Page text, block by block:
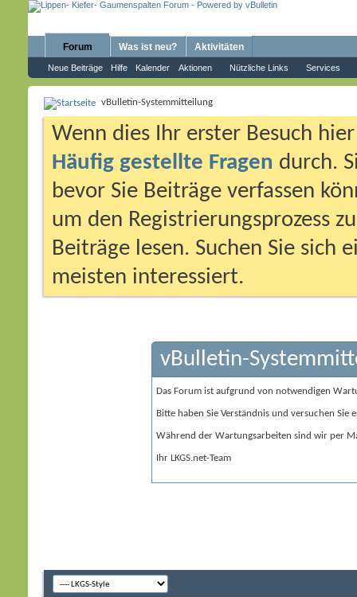
Forum
Neue Beiträge Hilfe Kalender Aktionen Nützliche Links Services
Was ist neu? Aktivitäten
vBulletin-Systemmitteilung
Wenn dies Ihr erster Besuch
Häufig gestellte Fragen durch.
bevor Sie Beiträge verfassen
um den Registrierungsprozess
Beiträge lesen. Suchen Sie sich
meisten interessiert.
vBulletin-
Das Forum ist aufgrund von notwendigen
Bitte haben Sie Verständnis und versuchen Sie
Während der Wartungsarbeiten sind wir per
Ihr LKGS.net-Team